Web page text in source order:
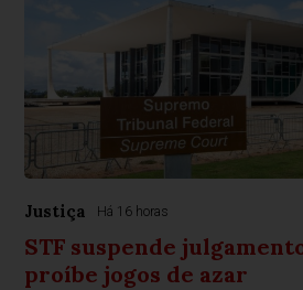
Justiça Há 16 horas
STF suspende
proíbe jogos de azar